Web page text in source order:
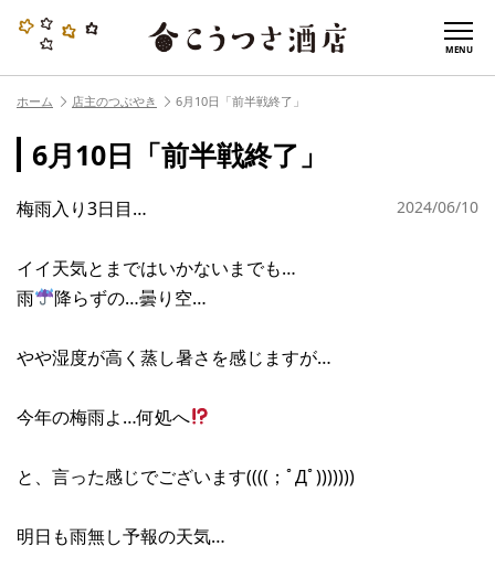
MENU
ホーム 店主のつぶやき 6月10日「前半戦終了」
6月10日「前半戦終了」
2024/06/10
梅雨入り3日目…
イイ天気とまではいかないまでも…
雨
降らずの…曇り空…
やや湿度が高く蒸し暑さを感じますが…
今年の梅雨よ…何処へ
と、言った感じでございます((((；ﾟДﾟ)))))))
明日も雨無し予報の天気…